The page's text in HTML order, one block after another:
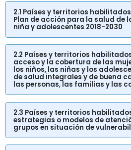
2.1 Países y territorios
Plan de acción para la salud de
niña y adolescentes 2018-2030
2.2 Países y territorios
acceso y la cobertura de las
los niños, las niñas y los
de salud integrales y de buena
las personas, las familias y las
2.3 Países y territorios
estrategias o modelos de
grupos en situación de